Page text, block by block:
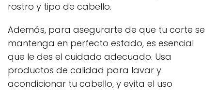
rostro y tipo de cabello.
Además, para asegurarte de que tu corte se
mantenga en perfecto estado, es esencial
que le des el cuidado adecuado. Usa
productos de calidad para lavar y
acondicionar tu cabello, y evita el uso